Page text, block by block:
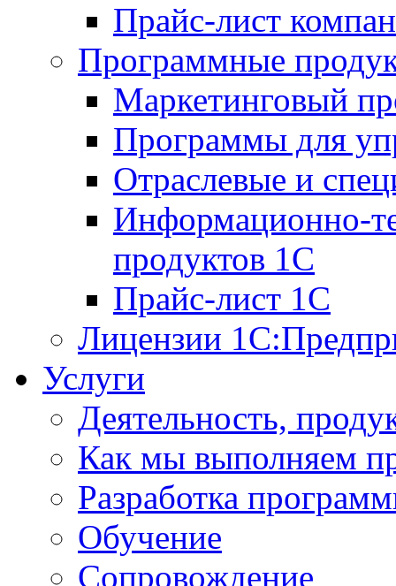
Прайс-лист
Программные
Маркетинговый
Программы для
Отраслевые и
Информационно-
продуктов 1С
Прайс-лист 1С
Лицензии
Услуги
Деятельность,
Как мы выполняем
Разработка
Обучение
Сопровождение